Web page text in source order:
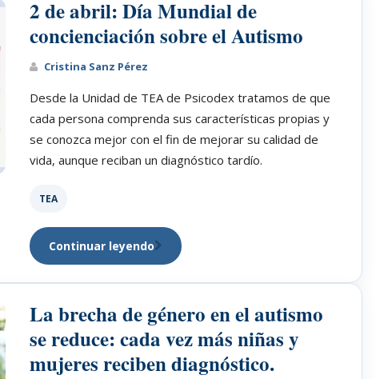
2 de abril: Día Mundial de
concienciación sobre el Autismo
Cristina Sanz Pérez
Desde la Unidad de TEA de Psicodex tratamos de que
cada persona comprenda sus características propias y
se conozca mejor con el fin de mejorar su calidad de
vida, aunque reciban un diagnóstico tardío.
TEA
Continuar leyendo
La brecha de género en el autismo
se reduce: cada vez más niñas y
mujeres reciben diagnóstico.